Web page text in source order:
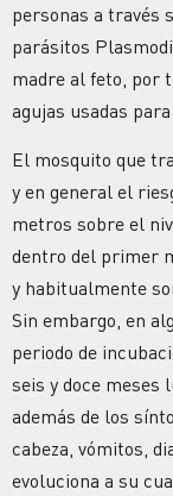
personas a través
parásitos
madre al feto, por
agujas usadas
El mosquito que
y en general el
metros sobre el
dentro del primer
y habitualmente
Sin embargo, en
periodo de
seis y doce meses
además de los
cabeza, vómitos,
evoluciona a su